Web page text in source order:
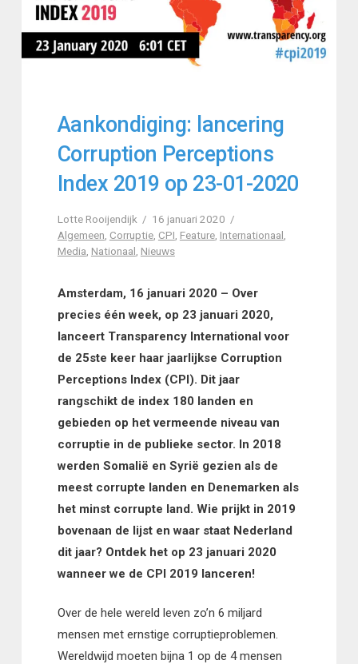
Aankondiging: lancering
Corruption Perceptions
Index 2019 op 23-01-2020
Lotte Rooijendijk
16 januari 2020
Algemeen Corruptie, CPI Feature, Internationaal
Media Nationaal Nieuws
Amsterdam, 16 januari 2020 – Over
precies één week, op 23 januari 2020,
lanceert Transparency International voor
de 25ste keer haar jaarlijkse Corruption
Perceptions Index (CPI). Dit jaar
rangschikt de index 180 landen en
gebieden op het vermeende niveau van
corruptie in de publieke sector. In 2018
werden Somalië en Syrië gezien als de
meest corrupte landen en Denemarken als
het minst corrupte land. Wie prijkt in 2019
bovenaan de lijst en waar staat Nederland
dit jaar? Ontdek het op 23 januari 2020
wanneer we de CPI 2019 lanceren!
Over de hele wereld leven zo’n 6 miljard
mensen met ernstige corruptieproblemen.
Wereldwijd moeten bijna 1 op de 4 mensen